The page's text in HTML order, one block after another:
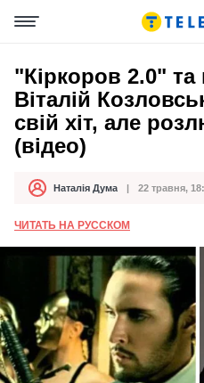
"Кіркоров 2.0"
Віталій
свій хіт, але
(відео)
АвторНаталія Дума
Дата публікації 22 травня,
ЧИТАТЬ НА РУССКОМ